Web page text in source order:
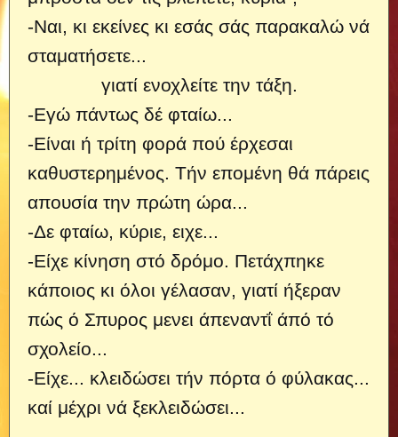
-Ναι, κι εκείνες κι εσάς σάς παρακαλώ νά
σταματήσετε...
γιατί ενοχλείτε την τάξη.
-Εγώ πάντως δέ φταίω...
-Είναι ή τρίτη φορά πού έρχεσαι
καθυστερημένος. Τήν επομένη θά πάρεις
απουσία την πρώτη ώρα...
-Δε φταίω, κύριε, ειχε...
-Είχε κίνηση στό δρόμο. Πετάχπηκε
κάποιος κι όλοι γέλασαν, γιατί ήξεραν
πώς ό Σπυρος μενει άπεναντΐ άπό τό
σχολείο...
-Είχε... κλειδώσει τήν πόρτα ό φύλακας...
καί μέχρι νά ξεκλειδώσει...